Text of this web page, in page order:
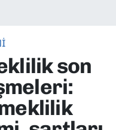
son
Fikstür